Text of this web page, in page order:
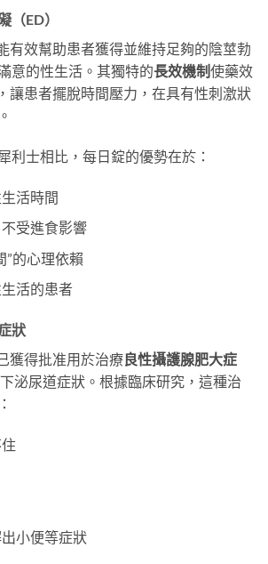
（ED）
有效幫助患者獲得並維持足夠的陰莖勃
意的性生活。其獨特的長效機制使藥效
讓患者擺脫時間壓力，在具有性刺激狀
利士相比，每日錠的優勢在於：
活時間
受進食影響
”的心理依賴
活的患者
狀
獲得批准用於治療良性攝護腺肥大症
泌尿道症狀。根據臨床研究，這種治
小便等症狀